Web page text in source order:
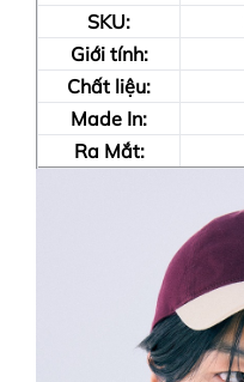
SKU:
Giới tính:
Chất liệu:
Made In:
Ra Mắt: